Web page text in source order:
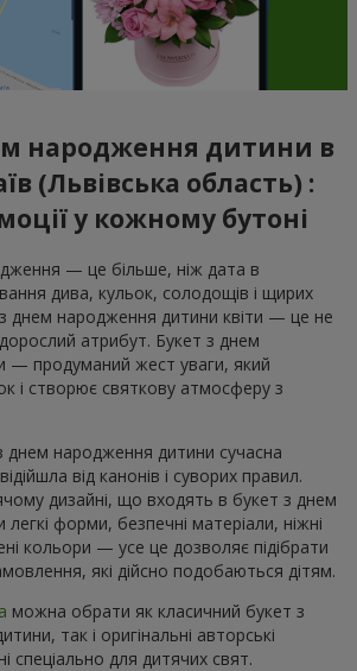
народження дитини в
(Львівська область) :
у кожному бутоні
— це більше, ніж дата в
дива, кульок, солодощів і щирих
днем народження дитини квіти — це не
атрибут. Букет з днем
— продуманий жест уваги, який
і створює святкову атмосферу з
народження дитини сучасна
від канонів і суворих правил.
дизайні, що входять в букет з днем
форми, безпечні матеріали, ніжні
кольори — усе це дозволяє підібрати
які дійсно подобаються дітям.
можна обрати як класичний букет з
так і оригінальні авторські
спеціально для дитячих свят.